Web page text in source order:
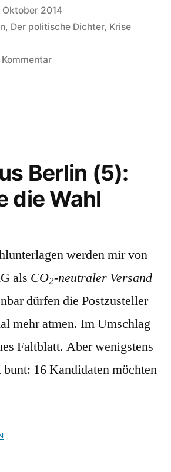
Oktober 2014
, Der politische Dichter, Krise
zu
Berlin (5):
die Wahl
werden mir von
als CO2-neutraler Versand
dürfen die Postzusteller
mehr atmen. Im Umschlag
Faltblatt. Aber wenigstens
16 Kandidaten möchten